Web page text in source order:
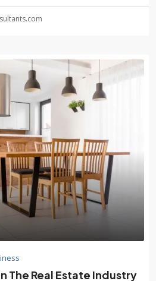
The Real Estate Industry